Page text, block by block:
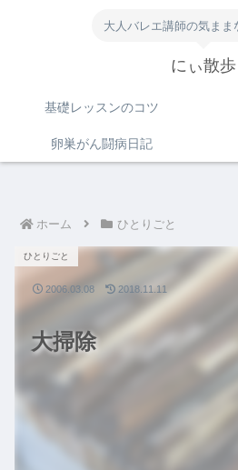
大人バレエ講師の気まま
にぃ散歩
基礎レッスンのコツ
卵巣がん闘病日記
ホーム ひとりごと
大掃除
ひとりごと
2006.03.08 2018.11.11